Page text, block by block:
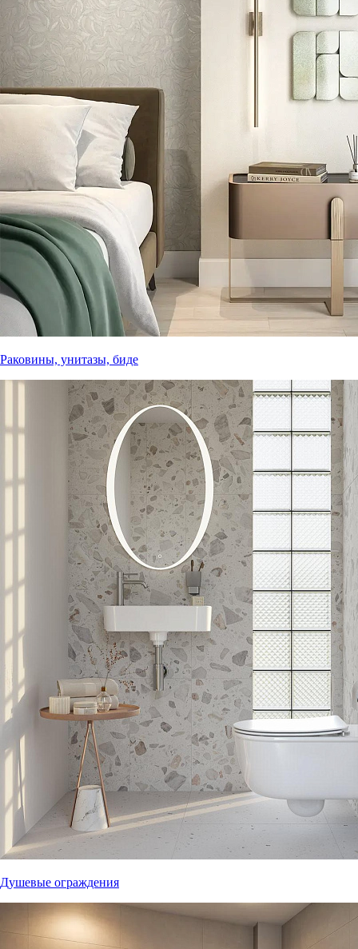
Раковины, унитазы, биде
Душевые ограждения